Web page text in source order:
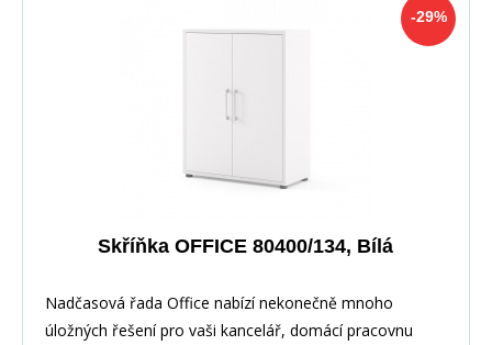
-29%
Skříňka OFFICE 80400/134, Bílá
Nadčasová řada Office nabízí nekonečně mnoho
úložných řešení pro vaši kancelář, domácí pracovnu